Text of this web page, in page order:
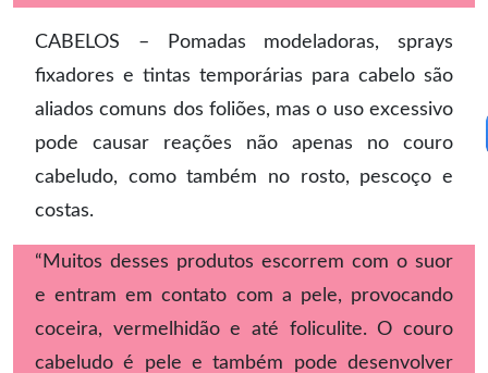
CABELOS – Pomadas modeladoras, sprays
fixadores e tintas temporárias para cabelo são
aliados comuns dos foliões, mas o uso excessivo
pode causar reações não apenas no couro
cabeludo, como também no rosto, pescoço e
costas.
“Muitos desses produtos escorrem com o suor
e entram em contato com a pele, provocando
coceira, vermelhidão e até foliculite. O couro
cabeludo é pele e também pode desenvolver